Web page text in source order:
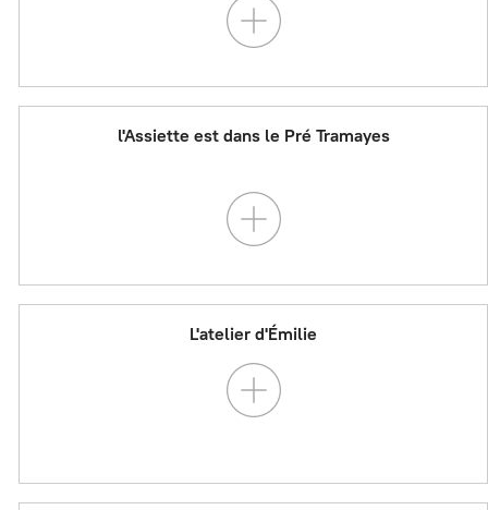
l'Assiette est dans le Pré Tramayes
L'atelier d'Émilie